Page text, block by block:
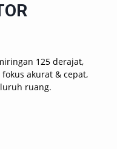
125 derajat,
akurat & cepat,
ruang.